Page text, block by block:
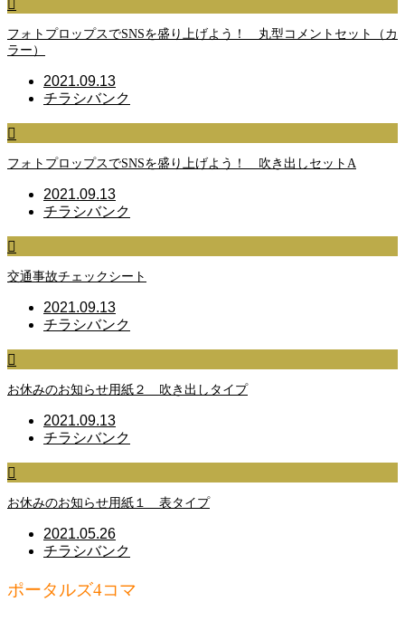
フォトプロップスでSNSを盛り上げよう！ 丸型コメントセット（カ
ラー）
2021.09.13
チラシバンク
フォトプロップスでSNSを盛り上げよう！ 吹き出しセットA
2021.09.13
チラシバンク
交通事故チェックシート
2021.09.13
チラシバンク
お休みのお知らせ用紙２ 吹き出しタイプ
2021.09.13
チラシバンク
お休みのお知らせ用紙１ 表タイプ
2021.05.26
チラシバンク
ポータルズ4コマ